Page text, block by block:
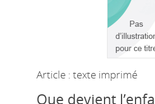
Article : texte imprimé
Que devient